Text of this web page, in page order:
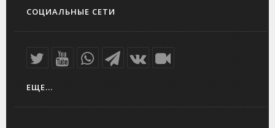
СОЦИАЛЬНЫЕ СЕТИ
ЕЩЕ...